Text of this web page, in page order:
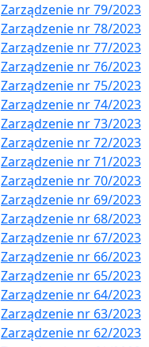
Zarządzenie nr 79/2023
Zarządzenie nr 78/2023
Zarządzenie nr 77/2023
Zarządzenie nr 76/2023
Zarządzenie nr 75/2023
Zarządzenie nr 74/2023
Zarządzenie nr 73/2023
Zarządzenie nr 72/2023
Zarządzenie nr 71/2023
Zarządzenie nr 70/2023
Zarządzenie nr 69/2023
Zarządzenie nr 68/2023
Zarządzenie nr 67/2023
Zarządzenie nr 66/2023
Zarządzenie nr 65/2023
Zarządzenie nr 64/2023
Zarządzenie nr 63/2023
Zarządzenie nr 62/2023